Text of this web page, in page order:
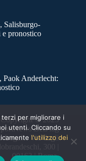
Salisburgo-
pronostico
Paok Anderlecht:
Copyright © 2025
BetFlag
Legale: Via degli
300 |
00163 | Roma
per migliorare i
utenti. Cliccando su
l'utilizzo dei